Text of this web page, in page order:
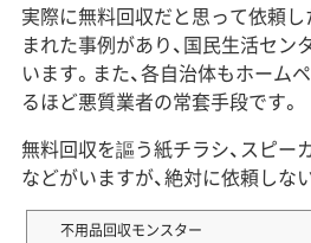
実際に無料回収だと思って依頼
まれた事例があり、国民生活セン
います。また、各自治体もホーム
るほど悪質業者の常套手段です。
無料回収を謳う紙チラシ、スピー
などがいますが、絶対に依頼しな
不用品回収モンスター